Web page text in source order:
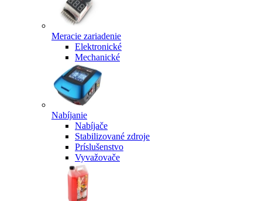
Meracie zariadenie
Elektronické
Mechanické
Nabíjanie
Nabíjače
Stabilizované zdroje
Príslušenstvo
Vyvažovače